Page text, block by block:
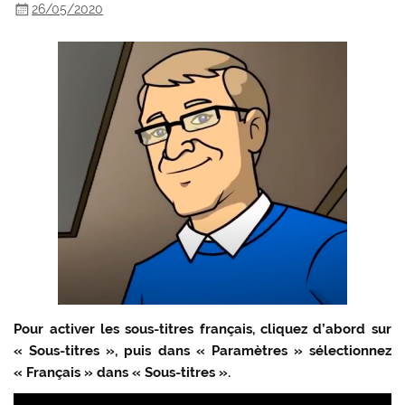
26/05/2020
Pour activer les sous-titres français, cliquez d’abord sur
« Sous-titres », puis dans « Paramètres » sélectionnez
« Français » dans « Sous-titres ».